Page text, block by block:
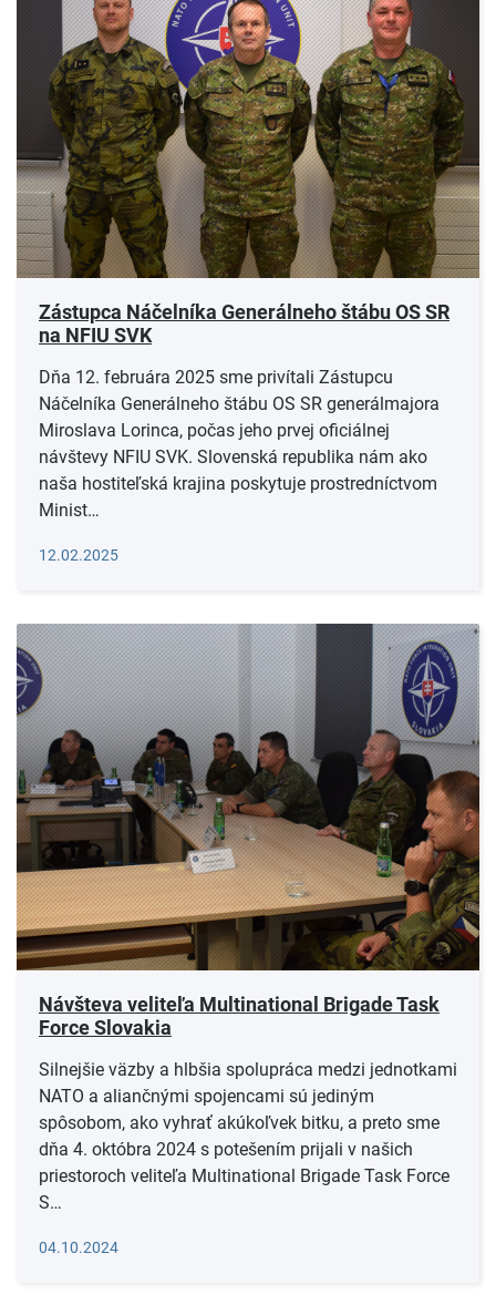
Zástupca Náčelníka Generálneho štábu OS SR
na NFIU SVK
Dňa 12. februára 2025 sme privítali Zástupcu
Náčelníka Generálneho štábu OS SR generálmajora
Miroslava Lorinca, počas jeho prvej oficiálnej
návštevy NFIU SVK. Slovenská republika nám ako
naša hostiteľská krajina poskytuje prostredníctvom
Minist…
12.02.2025Čítať viac
Návšteva veliteľa Multinational Brigade Task
Force Slovakia
Silnejšie väzby a hlbšia spolupráca medzi jednotkami
NATO a aliančnými spojencami sú jediným
spôsobom, ako vyhrať akúkoľvek bitku, a preto sme
dňa 4. októbra 2024 s potešením prijali v našich
priestoroch veliteľa Multinational Brigade Task Force
S…
04.10.2024Čítať viac